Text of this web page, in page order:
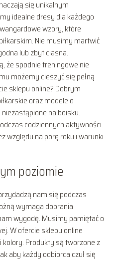
się unikalnym
idealne dresy dla każdego
wzory, które
Nie musimy martwić
lub zbyt ciasna.
że spodnie treningowe nie
możemy cieszyć się pełną
sklepu online? Dobrym
oraz modele o
na boisku.
codziennych aktywności.
względu na porę roku i warunki
poziomie
nam się podczas
wymaga dobrania
wygodę. Musimy pamiętać o
W ofercie sklepu online
Produkty są tworzone z
aby każdy odbiorca czuł się